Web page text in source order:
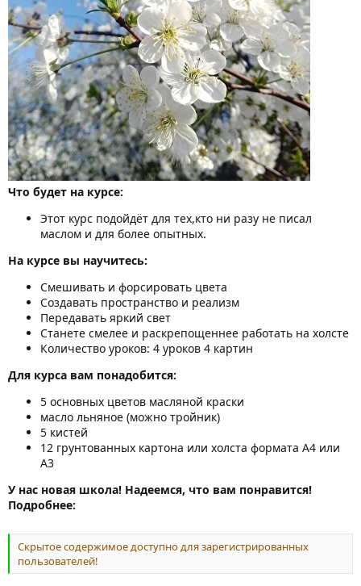
Что будет на курсе:
Этот курс подойдёт для тех,кто ни разу не писал
маслом и для более опытных.
На курсе вы научитесь:
Смешивать и форсировать цвета
Создавать пространство и реализм
Передавать яркий свет
Станете смелее и раскрепощеннее работать на холсте
Количество уроков: 4 уроков 4 картин
Для курса вам понадобится:
5 основных цветов масляной краски
масло льняное (можно тройник)
5 кистей
12 грунтованных картона или холста формата А4 или
А3
У нас новая школа! Надеемся, что вам понравится!
Подробнее:
Скрытое содержимое доступно для зарегистрированных
пользователей!